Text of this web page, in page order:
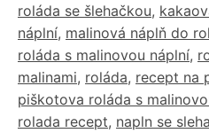
roláda se šlehačkou,
náplní, malinová náplň do
roláda s malinovou náplní,
malinami, roláda, recept na
piškotova roláda s
rolada recept, napln se